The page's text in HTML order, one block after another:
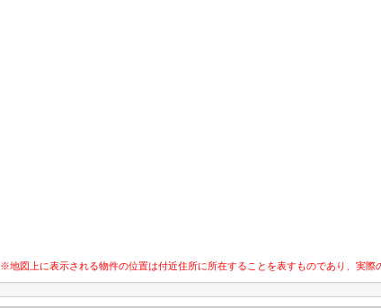
※地図上に表示される物件の位置は付近住所に所在することを表すものであり、実際